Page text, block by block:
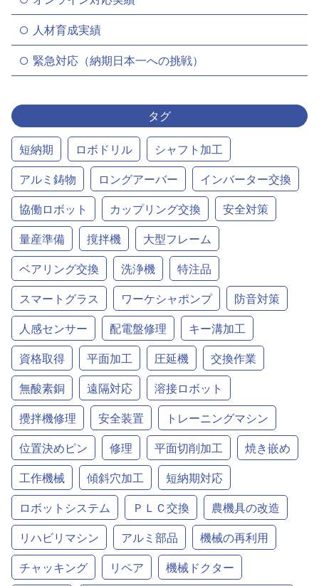
人材育成実績
緊急対応（納期日本一への挑戦）
タグ
短納期 ロボドリル
シャフト加工
アルミ鋳物
ロングアーバー
インバーター交換
協働ロボット
カップリング交換
安全対策
量産準備
撹拌機
大型フレーム
ベアリング交換
洗浄機
特注品
スマートグラス
ワーケシャポンプ
防音対策
人感センサー
配電盤修理
キー溝加工
資格取得
平面加工 圧延機
交換作業
無酸素銅
遠隔対応
溶接ロボット
攪拌機修理
安全装置
トレーニングマシン
位置決めピン
修理 平面切削加工
焼き嵌め
工作機械
傾斜穴加工
短納期対応
ロボットシステム
ＰＬＣ交換
農機具の改造
リハビリマシン
アルミ部品
機械の再利用
チャッキング
リペア
機械ドクター